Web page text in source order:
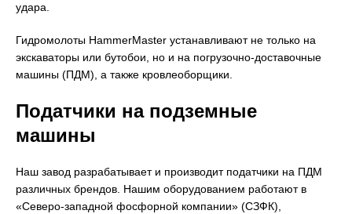
удара.
Гидромолоты HammerMaster устанавливают не только на
экскаваторы или бутобои, но и на погрузочно-доставочные
машины (ПДМ), а также кровлеоборщики.
Податчики на подземные
машины
Наш завод разрабатывает и производит податчики на ПДМ
различных брендов. Нашим оборудованием работают в
«Северо-западной фосфорной компании» (СЗФК),